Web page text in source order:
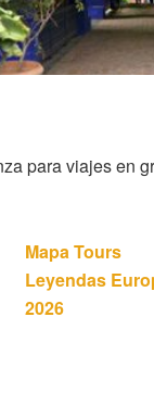
para viajes en
Mapa Tours
Leyendas
2026